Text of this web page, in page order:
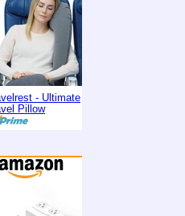
- Ultimate
Pillow